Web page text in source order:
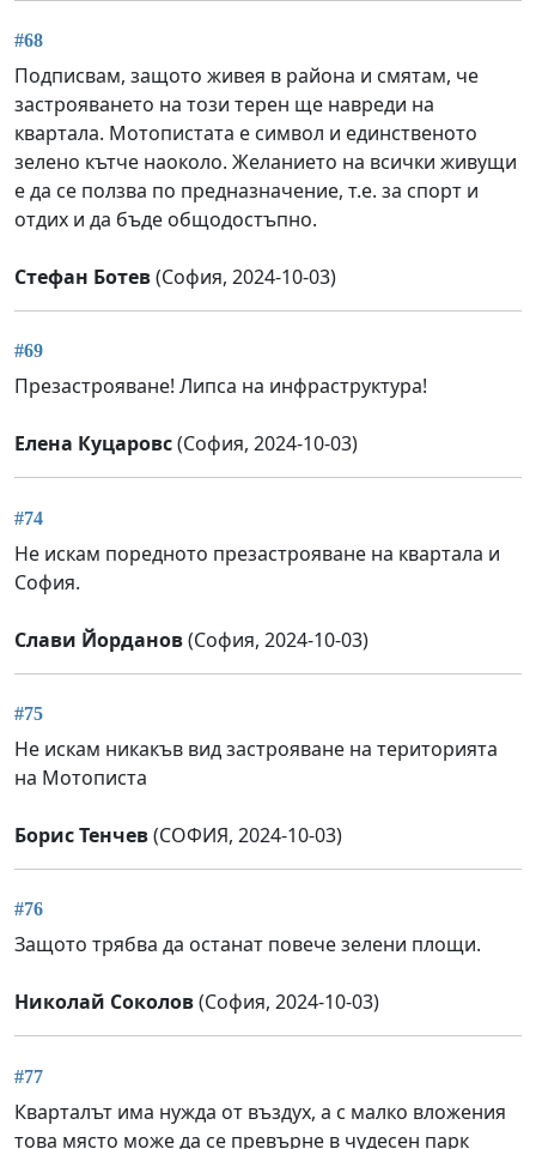
#68
Подписвам, защото живея в района и смятам, че
застрояването на този терен ще навреди на
квартала. Мотопистата е символ и единственото
зелено кътче наоколо. Желанието на всички живущи
е да се ползва по предназначение, т.е. за спорт и
отдих и да бъде общодостъпно.
Стефан Ботев(София, 2024-10-03)
#69
Презастрояване! Липса на инфраструктура!
Елена Куцаровс(София, 2024-10-03)
#74
Не искам поредното презастрояване на квартала и
София.
Слави Йорданов(София, 2024-10-03)
#75
Не искам никакъв вид застрояване на територията
на Мотописта
Борис Тенчев(СОФИЯ, 2024-10-03)
#76
Защото трябва да останат повече зелени площи.
Николай Соколов(София, 2024-10-03)
#77
Кварталът има нужда от въздух, а с малко вложения
това място може да се превърне в чудесен парк